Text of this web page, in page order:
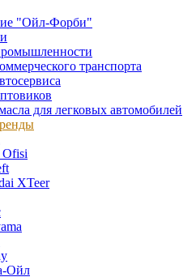
"Ойл-Форби"
транспорта
для легковых автомобилей
Ofisi
XTeer
Ойл